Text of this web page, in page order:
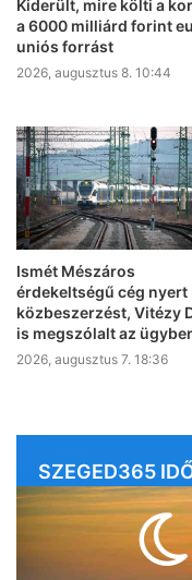
Kiderült, mire költi a
a 6000 milliárd forint
uniós forrást
2026, augusztus 8. 10:44
Ismét Mészáros
érdekeltségű cég nyert
közbeszerzést, Vitézy
is megszólalt az
2026, augusztus 7. 18:36
SZEGED365